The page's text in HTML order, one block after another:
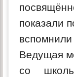
показали
Ведущая
со